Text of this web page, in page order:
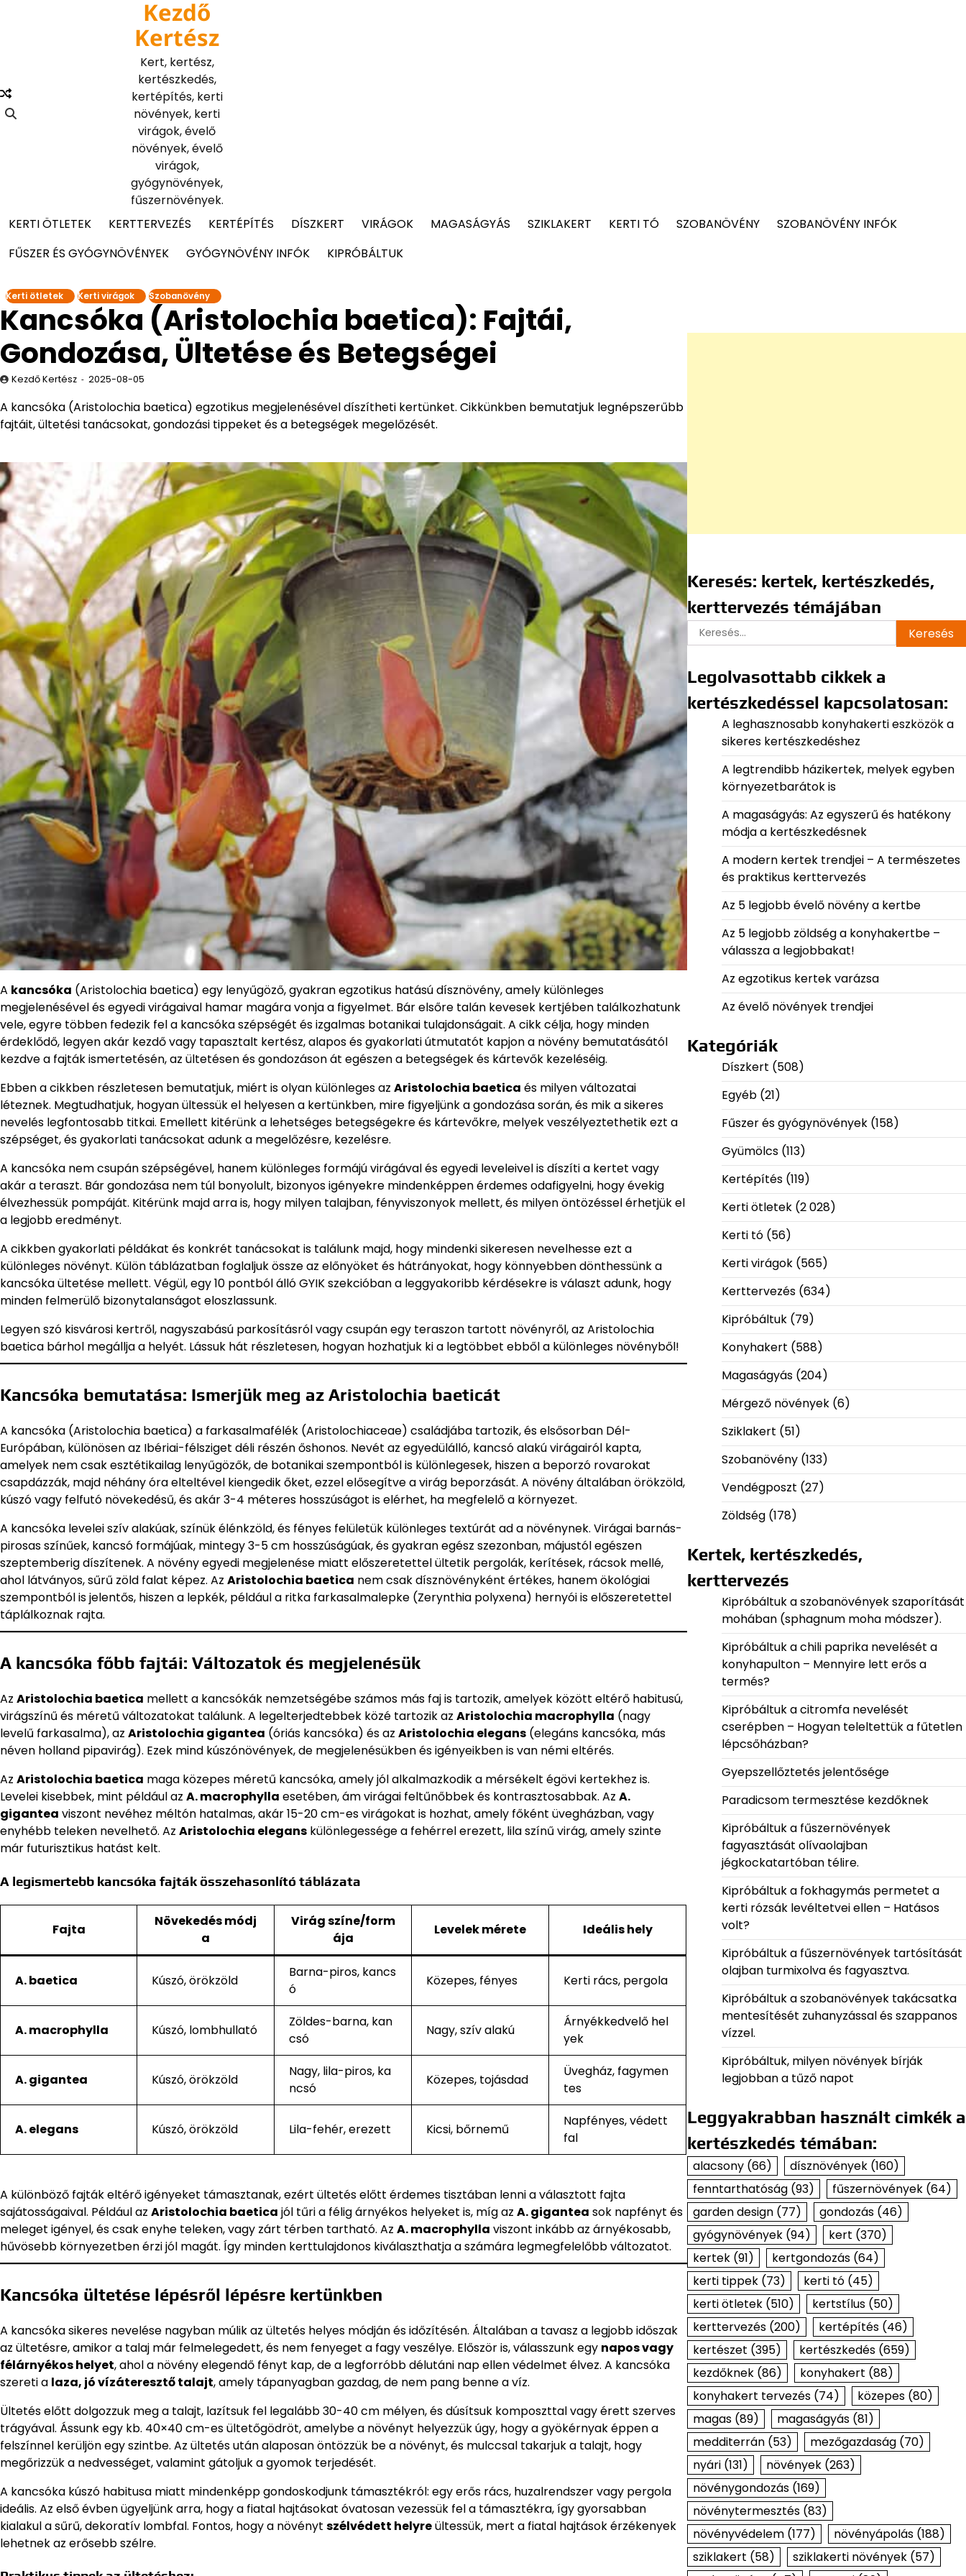
Kezdő
Kertész
Kert, kertész,
kertészkedés,
kertépítés, kerti
növények, kerti
virágok, évelő
növények, évelő
virágok,
gyógynövények,
fűszernövények.
KERTI ÖTLETEK
KERTTERVEZÉS KERTÉPÍTÉS DÍSZKERT VIRÁGOK MAGASÁGYÁS SZIKLAKERT KERTI TÓ SZOBANÖVÉNY
SZOBANÖVÉNY INFÓK
FŰSZER ÉS GYÓGYNÖVÉNYEK
GYÓGYNÖVÉNY INFÓK KIPRÓBÁLTUK
Kerti ötletek Kerti virágok Szobanövény
Kancsóka (Aristolochia baetica): Fajtái,
Gondozása, Ültetése és Betegségei
Kezdő Kertész 2025-08-05
A kancsóka (Aristolochia baetica) egzotikus megjelenésével díszítheti kertünket. Cikkünkben bemutatjuk legnépszerűbb
fajtáit, ültetési tanácsokat, gondozási tippeket és a betegségek megelőzését.
A kancsóka (Aristolochia baetica) egy lenyűgöző, gyakran egzotikus hatású dísznövény, amely különleges
megjelenésével és egyedi virágaival hamar magára vonja a figyelmet. Bár elsőre talán kevesek kertjében találkozhatunk
vele, egyre többen fedezik fel a kancsóka szépségét és izgalmas botanikai tulajdonságait. A cikk célja, hogy minden
érdeklődő, legyen akár kezdő vagy tapasztalt kertész, alapos és gyakorlati útmutatót kapjon a növény bemutatásától
kezdve a fajták ismertetésén, az ültetésen és gondozáson át egészen a betegségek és kártevők kezeléséig.
Ebben a cikkben részletesen bemutatjuk, miért is olyan különleges az Aristolochia baetica és milyen változatai
léteznek. Megtudhatjuk, hogyan ültessük el helyesen a kertünkben, mire figyeljünk a gondozása során, és mik a sikeres
nevelés legfontosabb titkai. Emellett kitérünk a lehetséges betegségekre és kártevőkre, melyek veszélyeztethetik ezt a
szépséget, és gyakorlati tanácsokat adunk a megelőzésre, kezelésre.
A kancsóka nem csupán szépségével, hanem különleges formájú virágával és egyedi leveleivel is díszíti a kertet vagy
akár a teraszt. Bár gondozása nem túl bonyolult, bizonyos igényekre mindenképpen érdemes odafigyelni, hogy évekig
élvezhessük pompáját. Kitérünk majd arra is, hogy milyen talajban, fényviszonyok mellett, és milyen öntözéssel érhetjük el
a legjobb eredményt.
A cikkben gyakorlati példákat és konkrét tanácsokat is találunk majd, hogy mindenki sikeresen nevelhesse ezt a
különleges növényt. Külön táblázatban foglaljuk össze az előnyöket és hátrányokat, hogy könnyebben dönthessünk a
kancsóka ültetése mellett. Végül, egy 10 pontból álló GYIK szekcióban a leggyakoribb kérdésekre is választ adunk, hogy
minden felmerülő bizonytalanságot eloszlassunk.
Legyen szó kisvárosi kertről, nagyszabású parkosításról vagy csupán egy teraszon tartott növényről, az Aristolochia
baetica bárhol megállja a helyét. Lássuk hát részletesen, hogyan hozhatjuk ki a legtöbbet ebből a különleges növényből!
Kancsóka bemutatása: Ismerjük meg az Aristolochia baeticát
A kancsóka (Aristolochia baetica) a farkasalmafélék (Aristolochiaceae) családjába tartozik, és elsősorban Dél-
Európában, különösen az Ibériai-félsziget déli részén őshonos. Nevét az egyedülálló, kancsó alakú virágairól kapta,
amelyek nem csak esztétikailag lenyűgözők, de botanikai szempontból is különlegesek, hiszen a beporzó rovarokat
csapdázzák, majd néhány óra elteltével kiengedik őket, ezzel elősegítve a virág beporzását. A növény általában örökzöld,
kúszó vagy felfutó növekedésű, és akár 3-4 méteres hosszúságot is elérhet, ha megfelelő a környezet.
A kancsóka levelei szív alakúak, színük élénkzöld, és fényes felületük különleges textúrát ad a növénynek. Virágai barnás-
pirosas színűek, kancsó formájúak, mintegy 3-5 cm hosszúságúak, és gyakran egész szezonban, májustól egészen
szeptemberig díszítenek. A növény egyedi megjelenése miatt előszeretettel ültetik pergolák, kerítések, rácsok mellé,
ahol látványos, sűrű zöld falat képez. Az Aristolochia baetica nem csak dísznövényként értékes, hanem ökológiai
szempontból is jelentős, hiszen a lepkék, például a ritka farkasalmalepke (Zerynthia polyxena) hernyói is előszeretettel
táplálkoznak rajta.
A kancsóka főbb fajtái: Változatok és megjelenésük
Az Aristolochia baetica mellett a kancsókák nemzetségébe számos más faj is tartozik, amelyek között eltérő habitusú,
virágszínű és méretű változatokat találunk. A legelterjedtebbek közé tartozik az Aristolochia macrophylla (nagy
levelű farkasalma), az Aristolochia gigantea (óriás kancsóka) és az Aristolochia elegans (elegáns kancsóka, más
néven holland pipavirág). Ezek mind kúszónövények, de megjelenésükben és igényeikben is van némi eltérés.
Az Aristolochia baetica maga közepes méretű kancsóka, amely jól alkalmazkodik a mérsékelt égövi kertekhez is.
Levelei kisebbek, mint például az A. macrophylla esetében, ám virágai feltűnőbbek és kontrasztosabbak. Az A.
gigantea viszont nevéhez méltón hatalmas, akár 15-20 cm-es virágokat is hozhat, amely főként üvegházban, vagy
enyhébb teleken nevelhető. Az Aristolochia elegans különlegessége a fehérrel erezett, lila színű virág, amely szinte
már futurisztikus hatást kelt.
A legismertebb kancsóka fajták összehasonlító táblázata
Fajta
Növekedés módj
a
Virág színe/form
ája
Levelek mérete Ideális hely
A. baetica Kúszó, örökzöld
Barna-piros, kancs
ó
Közepes, fényes Kerti rács, pergola
A. macrophylla Kúszó, lombhullató
Zöldes-barna, kan
csó
Nagy, szív alakú
Árnyékkedvelő hel
yek
A. gigantea Kúszó, örökzöld
Nagy, lila-piros, ka
ncsó
Közepes, tojásdad
Üvegház, fagymen
tes
A. elegans Kúszó, örökzöld Lila-fehér, erezett Kicsi, bőrnemű
Napfényes, védett
fal
A különböző fajták eltérő igényeket támasztanak, ezért ültetés előtt érdemes tisztában lenni a választott fajta
sajátosságaival. Például az Aristolochia baetica jól tűri a félig árnyékos helyeket is, míg az A. gigantea sok napfényt és
meleget igényel, és csak enyhe teleken, vagy zárt térben tartható. Az A. macrophylla viszont inkább az árnyékosabb,
hűvösebb környezetben érzi jól magát. Így minden kerttulajdonos kiválaszthatja a számára legmegfelelőbb változatot.
Kancsóka ültetése lépésről lépésre kertünkben
A kancsóka sikeres nevelése nagyban múlik az ültetés helyes módján és időzítésén. Általában a tavasz a legjobb időszak
az ültetésre, amikor a talaj már felmelegedett, és nem fenyeget a fagy veszélye. Először is, válasszunk egy napos vagy
félárnyékos helyet, ahol a növény elegendő fényt kap, de a legforróbb délutáni nap ellen védelmet élvez. A kancsóka
szereti a laza, jó vízáteresztő talajt, amely tápanyagban gazdag, de nem pang benne a víz.
Ültetés előtt dolgozzuk meg a talajt, lazítsuk fel legalább 30-40 cm mélyen, és dúsítsuk komposzttal vagy érett szerves
trágyával. Ássunk egy kb. 40×40 cm-es ültetőgödröt, amelybe a növényt helyezzük úgy, hogy a gyökérnyak éppen a
felszínnel kerüljön egy szintbe. Az ültetés után alaposan öntözzük be a növényt, és mulccsal takarjuk a talajt, hogy
megőrizzük a nedvességet, valamint gátoljuk a gyomok terjedését.
A kancsóka kúszó habitusa miatt mindenképp gondoskodjunk támasztékról: egy erős rács, huzalrendszer vagy pergola
ideális. Az első évben ügyeljünk arra, hogy a fiatal hajtásokat óvatosan vezessük fel a támasztékra, így gyorsabban
kialakul a sűrű, dekoratív lombfal. Fontos, hogy a növényt szélvédett helyreültessük, mert a fiatal hajtások érzékenyek
lehetnek az erősebb szélre.
Keresés: kertek, kertészkedés,
kerttervezés témájában
Keresés:
Legolvasottabb cikkek a
kertészkedéssel kapcsolatosan:
A leghasznosabb konyhakerti eszközök a
sikeres kertészkedéshez
A legtrendibb házikertek, melyek egyben
környezetbarátok is
A magaságyás: Az egyszerű és hatékony
módja a kertészkedésnek
A modern kertek trendjei – A természetes
és praktikus kerttervezés
Az 5 legjobb évelő növény a kertbe
Az 5 legjobb zöldség a konyhakertbe –
válassza a legjobbakat!
Az egzotikus kertek varázsa
Az évelő növények trendjei
Kategóriák
Díszkert (508)
Egyéb(21)
Fűszer és gyógynövények(158)
Gyümölcs(113)
Kertépítés(119)
Kerti ötletek(2 028)
Kerti tó(56)
Kerti virágok(565)
Kerttervezés(634)
Kipróbáltuk(79)
Konyhakert (588)
Magaságyás(204)
Mérgező növények(6)
Sziklakert (51)
Szobanövény(133)
Vendégposzt (27)
Zöldség(178)
Kertek, kertészkedés,
kerttervezés
Kipróbáltuk a szobanövények szaporítását
mohában (sphagnum moha módszer).
Kipróbáltuk a chili paprika nevelését a
konyhapulton – Mennyire lett erős a
termés?
Kipróbáltuk a citromfa nevelését
cserépben – Hogyan teleltettük a fűtetlen
lépcsőházban?
Gyepszellőztetés jelentősége
Paradicsom termesztése kezdőknek
Kipróbáltuk a fűszernövények
fagyasztását olívaolajban
jégkockatartóban télire.
Kipróbáltuk a fokhagymás permetet a
kerti rózsák levéltetvei ellen – Hatásos
volt?
Kipróbáltuk a fűszernövények tartósítását
olajban turmixolva és fagyasztva.
Kipróbáltuk a szobanövények takácsatka
mentesítését zuhanyzással és szappanos
vízzel.
Kipróbáltuk, milyen növények bírják
legjobban a tűző napot
Leggyakrabban használt cimkék a
kertészkedés témában:
alacsony(66) dísznövények(160)
fenntarthatóság(93) fűszernövények(64)
garden design(77) gondozás(46)
gyógynövények(94) kert (370)
kertek(91) kertgondozás(64)
kerti tippek(73) kerti tó(45)
kerti ötletek(510) kertstílus(50)
kerttervezés(200) kertépítés(46)
kertészet (395) kertészkedés(659)
kezdőknek(86) konyhakert (88)
konyhakert tervezés(74) közepes(80)
magas(89) magaságyás(81)
medditerrán(53) mezőgazdaság(70)
nyári(131) növények(263)
növénygondozás(169)
növénytermesztés(83)
növényvédelem(177) növényápolás(188)
sziklakert (58) sziklakerti növények(57)